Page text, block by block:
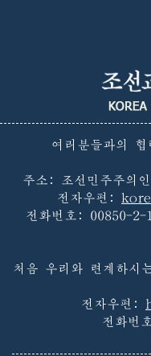
여러분들과의
주소: 조선민주주의
전자우편:
전화번호:
00850-
처음 우리와 련계하시
전자우편:
전화번